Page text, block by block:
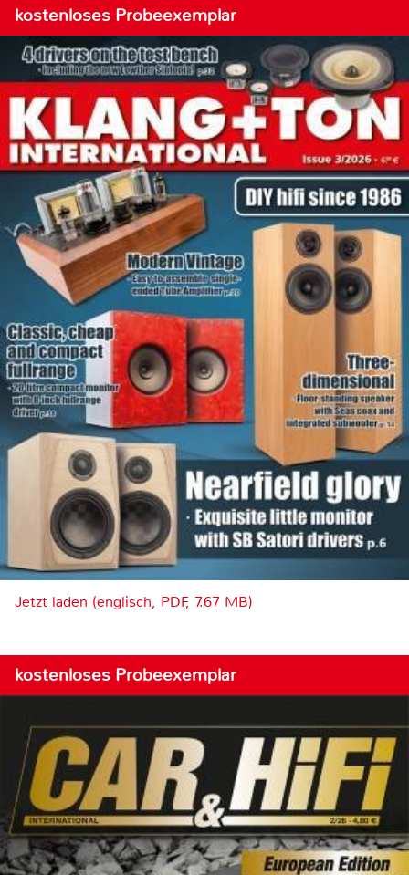
kostenloses Probeexemplar
Jetzt laden (englisch, PDF, 7.67 MB)
kostenloses Probeexemplar